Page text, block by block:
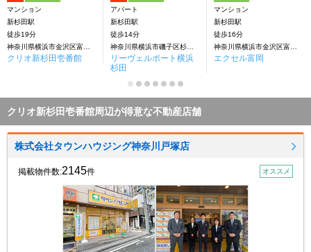
マンション
新杉田駅
徒歩19分
クリオ新杉田壱番館
アパート
新杉田駅
徒歩14分
リーヴェルポート横浜
杉田
マンション
新杉田駅
徒歩16分
エクセル富岡
クリオ新杉田壱番館周辺が得意な不動産店舗
株式会社タウンハウジング神奈川戸塚店
掲載物件数:2145件 オススメ